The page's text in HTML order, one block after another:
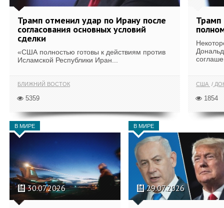
Трамп отменил удар по Ирану после
согласования основных условий
сделки
«США полностью готовы к действиям против
Исламской Республики Иран...
БЛИЖНИЙ ВОСТОК
5359
Трамп
США
1854
В МИРЕ
30.07.2026
В МИРЕ
29.07.2026